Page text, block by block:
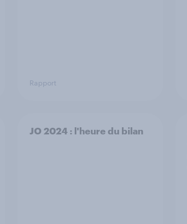
Rapport
JO 2024 : l'heure du bilan